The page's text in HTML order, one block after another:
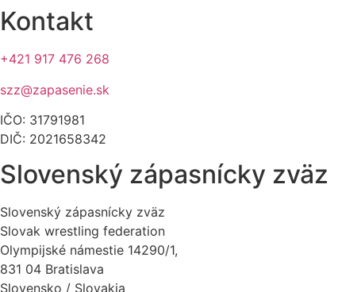
Kontakt
+421 917 476 268
szz@zapasenie.sk
IČO: 31791981
DIČ: 2021658342
Slovenský zápasnícky zväz
Slovenský zápasnícky zväz
Slovak wrestling federation
Olympijské námestie 14290/1,
831 04 Bratislava
Slovensko / Slovakia